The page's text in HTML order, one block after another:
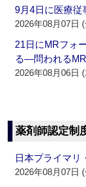
9月4日に医療
2026年08月07日
21日にMRフォ
る―問われる
2026年08月06日
薬剤師認定制
日本プライマ
2026年08月07日